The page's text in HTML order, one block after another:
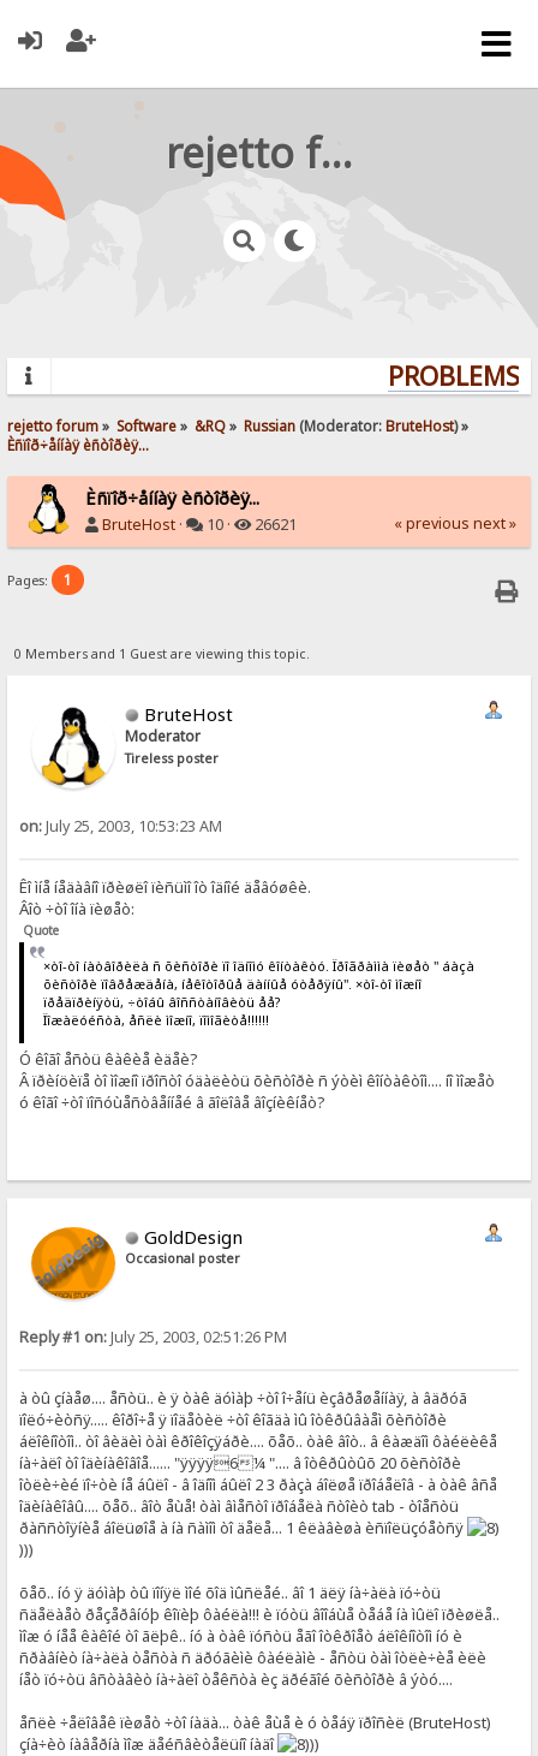
rejetto forum
rejetto forum» Software» &RQ» Russian (Moderator:BruteHost) »
Èñïîð÷åííàÿ èñòîðèÿ...
Èñïîð÷åííàÿ èñòîðèÿ...
BruteHost · 10 · 26621 « previous next »
Pages: 1
0 Members and 1 Guest are viewing this topic.
BruteHost
Moderator
Tireless poster
on:July 25, 2003, 10:53:23 AM
Êî ìíå íåäàâíî ïðèøëî ïèñüìî îò îäíîé äåâóøêè.
Âîò ÷òî îíà ïèøåò:
Quote
×òî-òî íàòâîðèëà ñ õèñòîðè ïî îäíîìó êîíòàêòó. Ïðîãðàììà ïèøåò " áàçà
õèñòîðè ïîâðåæäåíà, íåêîòîðûå äàííûå óòåðÿíû". ×òî-òî ìîæíî
ïðåäïðèíÿòü, ÷òîáû âîññòàíîâèòü åå?
Ïîæàëóéñòà, åñëè ìîæíî, ïîìîãèòå!!!!!!
Ó êîãî åñòü êàêèå èäåè?
Â ïðèíöèïå òî ìîæíî ïðîñòî óäàëèòü õèñòîðè ñ ýòèì êîíòàêòîì.... íî ìîæåò
ó êîãî ÷òî ïîñóùåñòâåííåé â ãîëîâå âîçíèêíåò?
GoldDesign
Occasional poster
Reply #1 on:July 25, 2003, 02:51:26 PM
à òû çíàåø.... åñòü.. è ÿ òàê äóìàþ ÷òî î÷åíü èçâðåøåííàÿ, à âäðóã
ïîëó÷èòñÿ..... êîðî÷å ÿ ïîäåòèë ÷òî êîãäà ìû îòêðûâàåì õèñòîðè
áëîêíîòîì.. òî âèäèì òàì êðîêîçÿáðè.... õåõ.. òàê âîò.. â êàæäîì ôàéëèêå
íà÷àëî òî îäèíàêîâîå...... "ÿÿÿÿ6¼ ".... â îòêðûòûõ 20 õèñòîðè
îòëè÷èé ïî÷òè íå áûëî - â îäíîì áûëî 2 3 ðàçà áîëøå ïðîáåëîâ - à òàê âñå
îäèíàêîâû.... õåõ.. âîò åùå! òàì âìåñòî ïðîáåëà ñòîèò tab - òîåñòü
ðàññòîÿíèå áîëüøîå à íà ñàìîì òî äåëå... 1 êëàâèøà èñïîëüçóåòñÿ
)))
õåõ.. íó ÿ äóìàþ òû ïîíÿë ìîé õîä ìûñëåé.. âî 1 äëÿ íà÷àëà ïó÷òü
ñäåëàåò ðåçåðâíóþ êîïèþ ôàéëà!!! è ïóòü âîîáùå òåáå íà ìûëî ïðèøëå..
ìîæ ó íåå êàêîé òî ãëþê.. íó à òàê ïóñòü åãî îòêðîåò áëîêíîòîì íó è
ñðàâíèò íà÷àëà òåñòà ñ äðóãèìè ôàéëàìè - åñòü òàì îòëè÷èå èëè
íåò ïó÷òü âñòàâèò íà÷àëî òåêñòà èç äðéãîé õèñòîðè â ýòó....
åñëè ÷åëîâåê ïèøåò ÷òî íàäà... òàê åùå è ó òåáÿ ïðîñèë (BruteHost)
çíà÷èò íàâåðíà ìîæ äåéñâèòåëüíî íàäî
))